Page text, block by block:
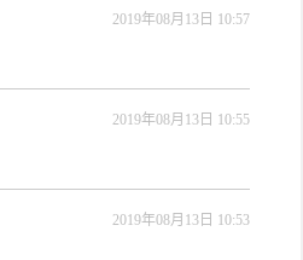
2019年08月13日 10:57
2019年08月13日 10:55
2019年08月13日 10:53